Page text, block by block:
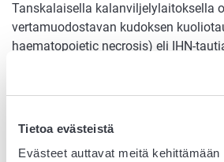
Tietoa evästeistä
Evästeet auttavat meitä kehittämään
Tanskalaisella kalanviljelylaitoksella
vertamuodostavan kudoksen
haematopoietic necrosis) eli IHN-
laitokselta on tänä keväänä tuotu
Ahvenanmaalla on toisen kalataudin,
seurantaohjelman vuoksi edelleen